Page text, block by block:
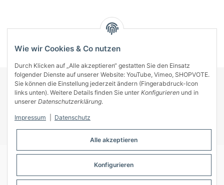
KONTAKT
INFORMATIONEN
ZAHLUNGSARTEN
© A-Key
Wie wir Cookies & Co nutzen
Durch Klicken auf „Alle akzeptieren“ gestatten Sie den Einsatz
folgender Dienste auf unserer Website: YouTube, Vimeo, SHOPVOTE.
Sie können die Einstellung jederzeit ändern (Fingerabdruck-Icon
links unten). Weitere Details finden Sie unter Konfigurieren und in
unserer Datenschutzerklärung.
Impressum Datenschutz
Alle akzeptieren
Konfigurieren